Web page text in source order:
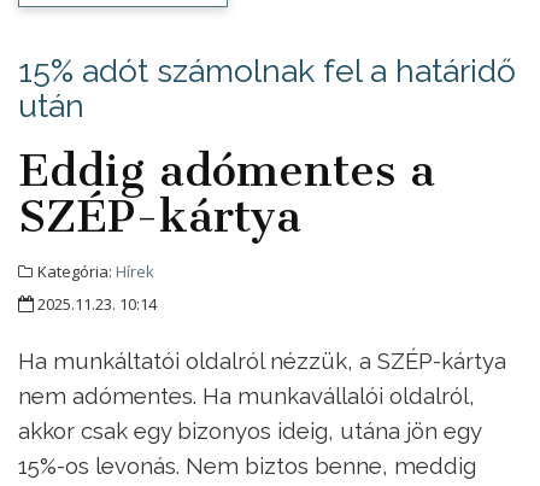
15% adót számolnak fel a határidő
után
Eddig adómentes a
SZÉP-kártya
Kategória: Hírek
2025.11.23. 10:14
Ha munkáltatói oldalról nézzük, a SZÉP-kártya
nem adómentes. Ha munkavállalói oldalról,
akkor csak egy bizonyos ideig, utána jön egy
15%-os levonás. Nem biztos benne, meddig